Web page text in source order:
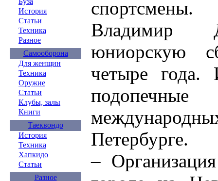
История
Статьи
Техника
Разное
Самооборона
Для женщин
Техника
Оружие
Статьи
Клубы, залы
Книги
Таеквондо
История
Техника
Хапкидо
Статьи
Разное
спортсмены.
Владимир
юниорскую
четыре
Петербурге.
–